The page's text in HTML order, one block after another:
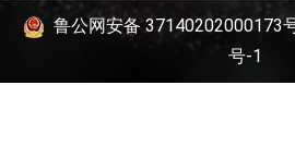
鲁公网安备 37140202000173
号-1